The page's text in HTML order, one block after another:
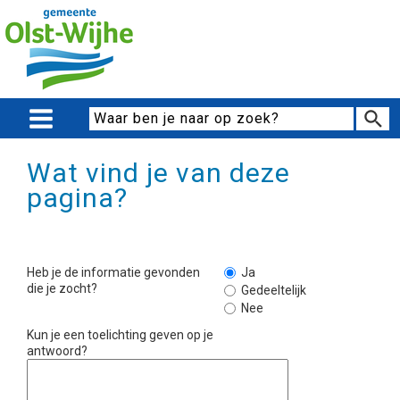
Wat vind je van deze
pagina?
Heb je de informatie gevonden
die je zocht?
Ja
Gedeeltelijk
Nee
Kun je een toelichting geven op je
antwoord?